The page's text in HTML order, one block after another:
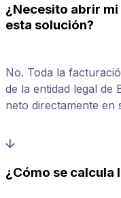
¿Necesito abrir
esta solución?
No. Toda la
de la entidad legal de
neto directamente en
¿Cómo se calcula